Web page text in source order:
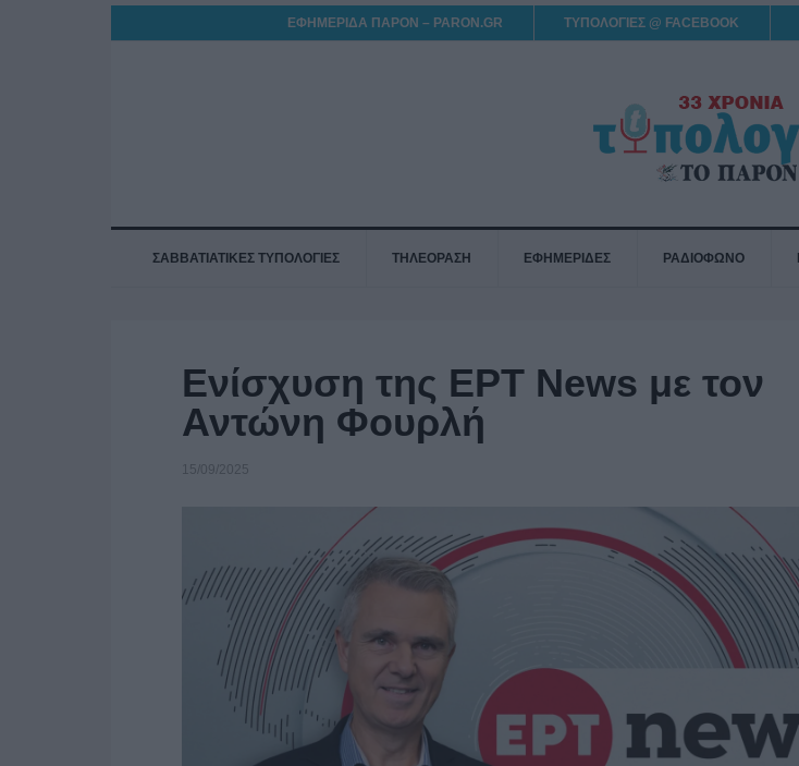
ΕΦΗΜΕΡΙΔΑ ΠΑΡΟΝ – PARON.GR ΤΥΠΟΛΟΓΙΕΣ @ FACEBOOK
ΣΑΒΒΑΤΙΑΤΙΚΕΣ ΤΥΠΟΛΟΓΙΕΣ ΤΗΛΕΟΡΑΣΗ ΕΦΗΜΕΡΙΔΕΣ ΡΑΔΙΟΦΩΝΟ
Ενίσχυση της ΕΡΤ News με τον
Αντώνη Φουρλή
15/09/2025